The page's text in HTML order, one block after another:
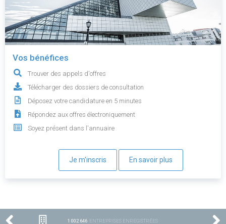
Vos bénéfices
Trouver des appels d'offres
Télécharger des dossiers de consultation
Déposez votre candidature en 5 minutes
Répondez aux offres électroniquement
Soyez présent dans l'annuaire
Je m'inscris En savoir plus
1 002 646 ENTREPRISES ENREGISTRÉES